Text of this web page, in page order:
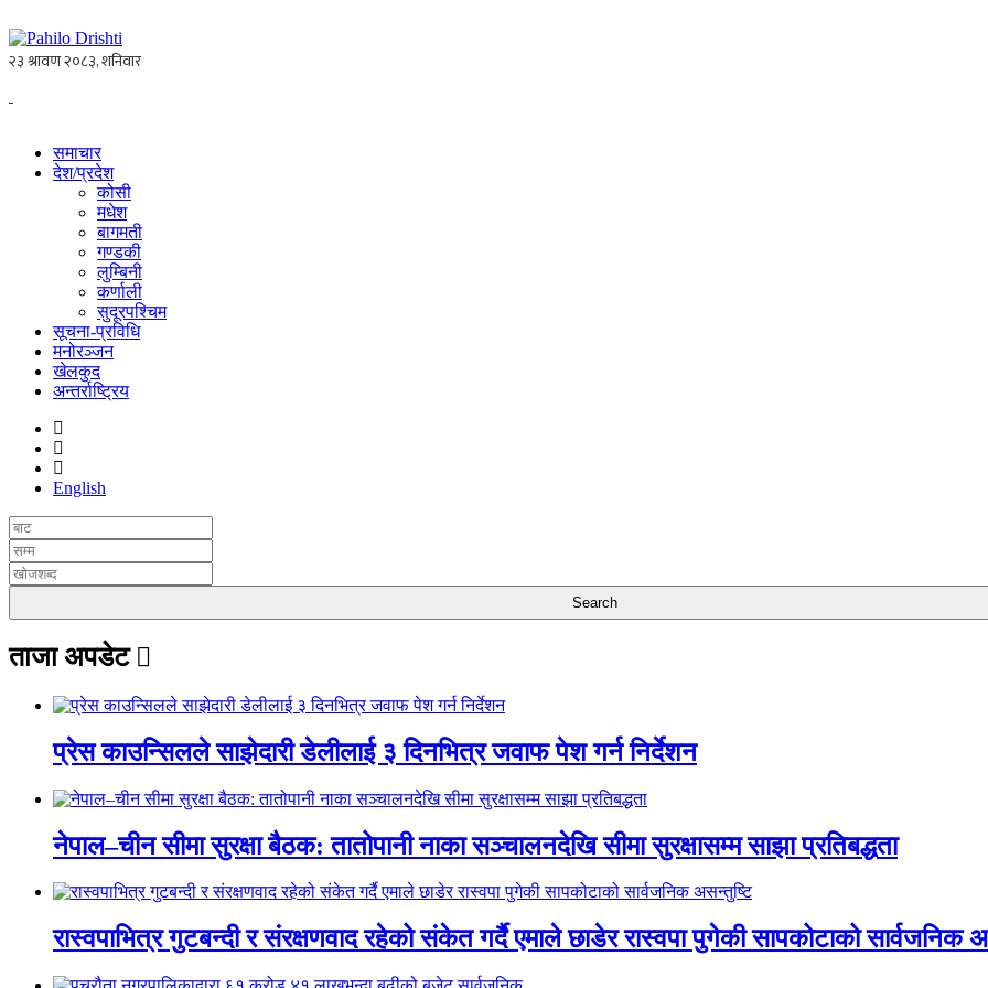
समाचार
देश/प्रदेश
कोसी
मधेश
बागमती
गण्डकी
लुम्बिनी
कर्णाली
सुदूरपश्चिम
सूचना-प्रविधि
मनोरञ्जन
खेलकुद
अन्तर्राष्ट्रिय
English
ताजा अपडेट
प्रेस काउन्सिलले साझेदारी डेलीलाई ३ दिनभित्र जवाफ पेश गर्न निर्देशन
नेपाल–चीन सीमा सुरक्षा बैठक: तातोपानी नाका सञ्चालनदेखि सीमा सुरक्षासम्म साझा प्रतिबद्धता
रास्वपाभित्र गुटबन्दी र संरक्षणवाद रहेको संकेत गर्दै एमाले छाडेर रास्वपा पुगेकी सापकोटाको सार्वजनिक